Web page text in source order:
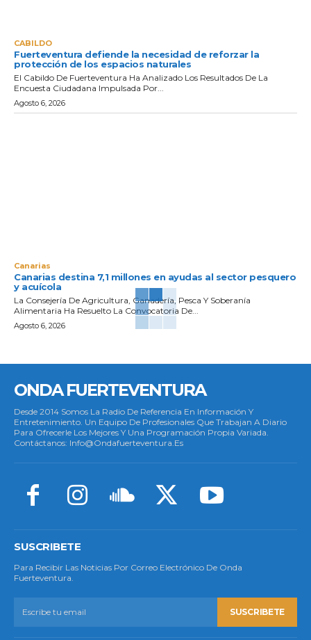
CABILDO
Fuerteventura defiende la necesidad de reforzar la
protección de los espacios naturales
El Cabildo De Fuerteventura Ha Analizado Los Resultados De La
Encuesta Ciudadana Impulsada Por...
Agosto 6, 2026
Canarias
Canarias destina 7,1 millones en ayudas al sector pesquero
y acuícola
La Consejería De Agricultura, Ganadería, Pesca Y Soberanía
Alimentaria Ha Resuelto La Convocatoria De...
Agosto 6, 2026
ONDA FUERTEVENTURA
Desde 2014 Somos La Radio De Referencia En Información Y
Entretenimiento. Un Equipo De Profesionales Que Trabajan A Diario
Para Ofrecerle Los Mejores Y Una Programación Propia Variada.
Contáctanos: Info@ondafuerteventura.es
SUSCRIBETE
Para Recibir Las Noticias Por Correo Electrónico De Onda
Fuerteventura.
SUSCRIBETE